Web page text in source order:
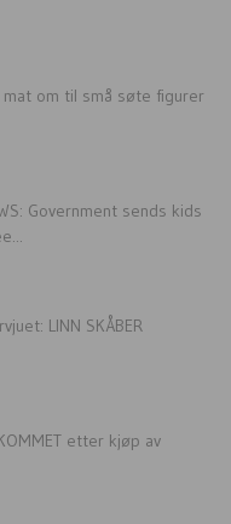
om til små søte figurer
Government sends kids
LINN SKÅBER
etter kjøp av